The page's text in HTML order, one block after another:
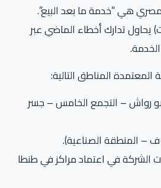
هي “خدمة ما بعد البيع”.
تدارك أخطاء الماضي عبر
المناطق التالية:
– التجمع الخامس – جسر
الصناعية).
في اعتماد مراكز في طنطا